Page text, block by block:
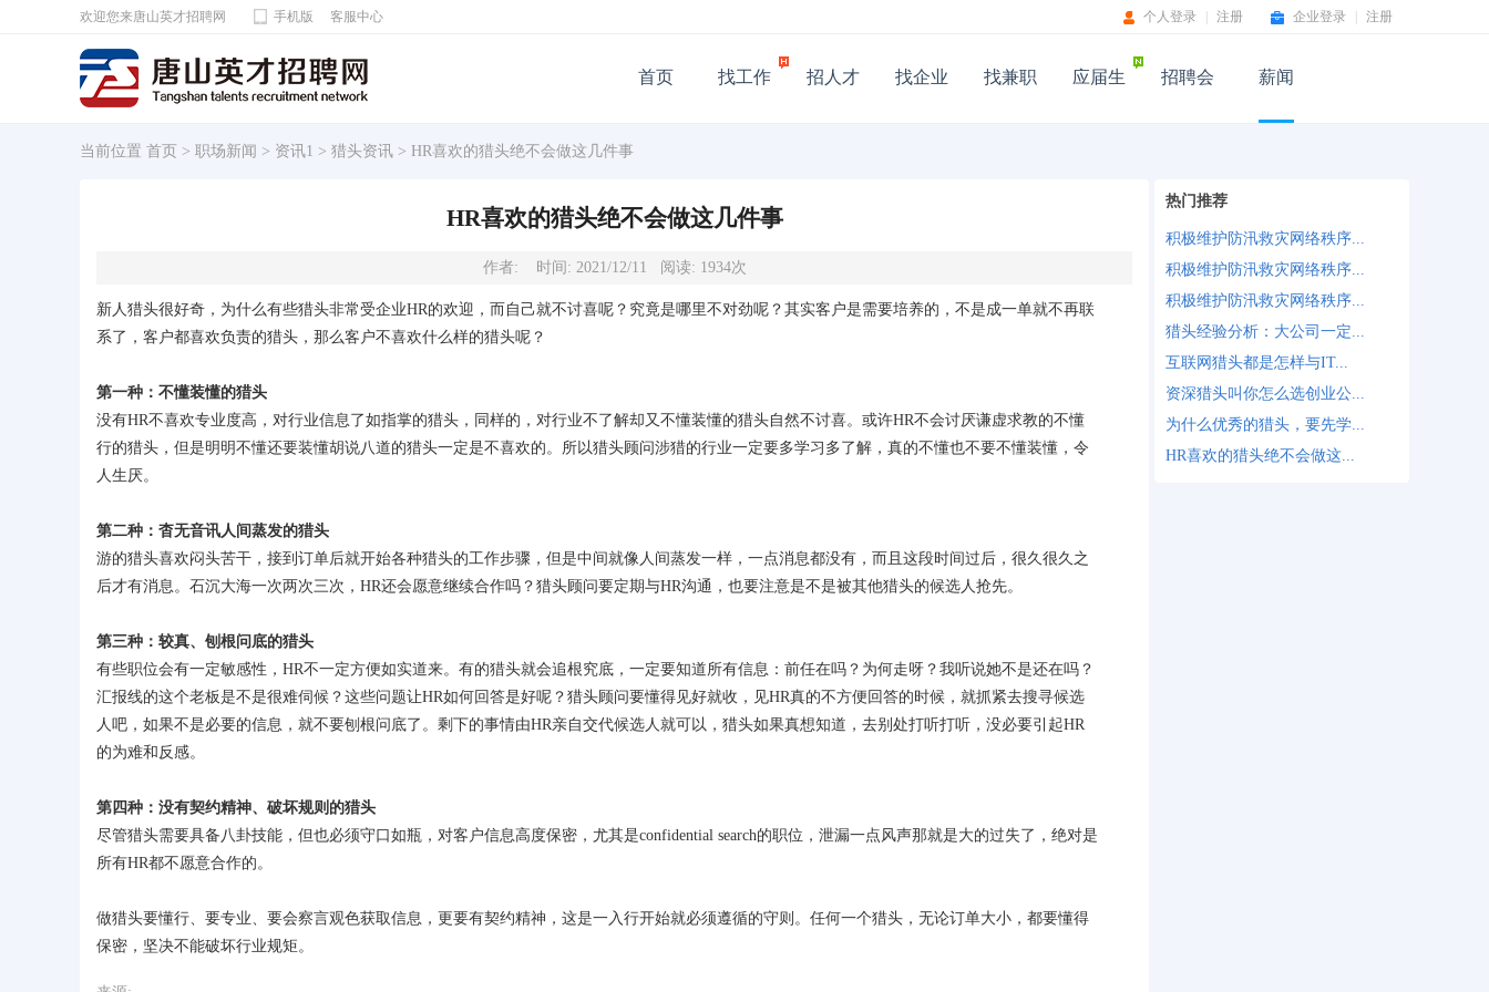
欢迎您来唐山英才招聘网 手机版 客服中心 企业登录 注册
个人登录 注册
首页 找工作 招人才 找企业 找兼职 应届生 招聘会 薪闻
当前位置 首页 > 职场新闻 > 资讯1 > 猎头资讯 > HR喜欢的猎头绝不会做这几件事
HR喜欢的猎头绝不会做这几件事
作者: 时间: 2021/12/11 阅读: 1934次
新人猎头很好奇，为什么有些猎头非常受企业HR的欢迎，而自己就不讨喜呢？究竟是哪里不对劲呢？其实客户是需要培养的，不是成一单就不再联
系了，客户都喜欢负责的猎头，那么客户不喜欢什么样的猎头呢？
第一种：不懂装懂的猎头
没有HR不喜欢专业度高，对行业信息了如指掌的猎头，同样的，对行业不了解却又不懂装懂的猎头自然不讨喜。或许HR不会讨厌谦虚求教的不懂
行的猎头，但是明明不懂还要装懂胡说八道的猎头一定是不喜欢的。所以猎头顾问涉猎的行业一定要多学习多了解，真的不懂也不要不懂装懂，令
人生厌。
第二种：杳无音讯人间蒸发的猎头
游的猎头喜欢闷头苦干，接到订单后就开始各种猎头的工作步骤，但是中间就像人间蒸发一样，一点消息都没有，而且这段时间过后，很久很久之
后才有消息。石沉大海一次两次三次，HR还会愿意继续合作吗？猎头顾问要定期与HR沟通，也要注意是不是被其他猎头的候选人抢先。
第三种：较真、刨根问底的猎头
有些职位会有一定敏感性，HR不一定方便如实道来。有的猎头就会追根究底，一定要知道所有信息：前任在吗？为何走呀？我听说她不是还在吗？
汇报线的这个老板是不是很难伺候？这些问题让HR如何回答是好呢？猎头顾问要懂得见好就收，见HR真的不方便回答的时候，就抓紧去搜寻候选
人吧，如果不是必要的信息，就不要刨根问底了。剩下的事情由HR亲自交代候选人就可以，猎头如果真想知道，去别处打听打听，没必要引起HR
的为难和反感。
第四种：没有契约精神、破坏规则的猎头
尽管猎头需要具备八卦技能，但也必须守口如瓶，对客户信息高度保密，尤其是confidential search的职位，泄漏一点风声那就是大的过失了，绝对是
所有HR都不愿意合作的。
做猎头要懂行、要专业、要会察言观色获取信息，更要有契约精神，这是一入行开始就必须遵循的守则。任何一个猎头，无论订单大小，都要懂得
保密，坚决不能破坏行业规矩。
热门推荐
积极维护防汛救灾网络秩序...
积极维护防汛救灾网络秩序...
积极维护防汛救灾网络秩序...
猎头经验分析：大公司一定...
互联网猎头都是怎样与IT...
资深猎头叫你怎么选创业公...
为什么优秀的猎头，要先学...
HR喜欢的猎头绝不会做这...